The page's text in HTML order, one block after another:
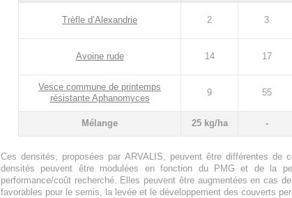
Trèfle d’Alexandrie 2 3
Avoine rude 14 17
Vesce commune de printemps
résistante Aphanomyces
9 55
Mélange 25 kg/ha -
Ces densités, proposées par ARVALIS, peuvent être différentes
densités peuvent être modulées en fonction du PMG et de la
performance/coût recherché. Elles peuvent être augmentées en cas
favorables pour le semis, la levée et le développement des couverts